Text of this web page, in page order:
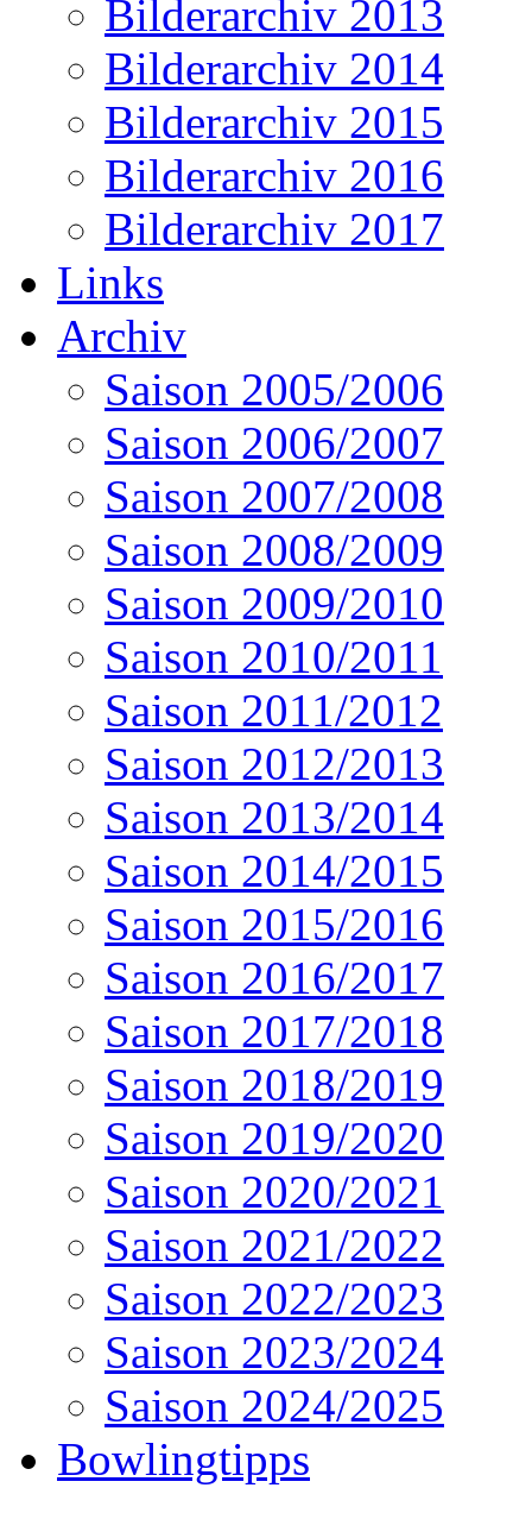
Bilderarchiv 2013
Bilderarchiv 2014
Bilderarchiv 2015
Bilderarchiv 2016
Bilderarchiv 2017
Links
Archiv
Saison 2005/2006
Saison 2006/2007
Saison 2007/2008
Saison 2008/2009
Saison 2009/2010
Saison 2010/2011
Saison 2011/2012
Saison 2012/2013
Saison 2013/2014
Saison 2014/2015
Saison 2015/2016
Saison 2016/2017
Saison 2017/2018
Saison 2018/2019
Saison 2019/2020
Saison 2020/2021
Saison 2021/2022
Saison 2022/2023
Saison 2023/2024
Saison 2024/2025
Bowlingtipps